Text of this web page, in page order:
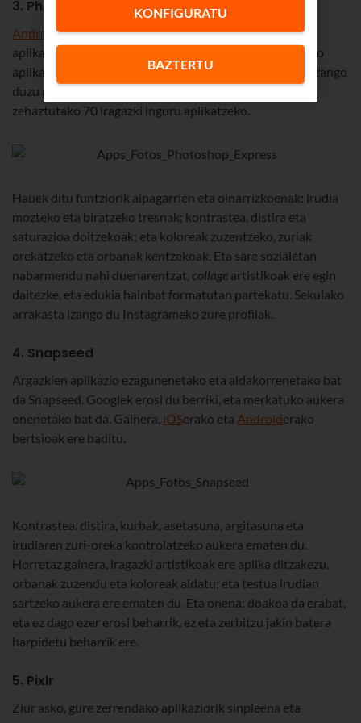
3. Photoshop Express
Androiderako etaiOSerako merkaturatua, Adoberen
aplikazio ofiziala da
, irudiak editatzeko
aplikazio ezagunenaren mugikorreko bertsioa. Aukera izango
duzu argazkietan zuzenketa azkarrak egiteko eta aurrez
zehaztutako 70 iragazki inguru aplikatzeko.
Hauek ditu funtziorik aipagarrien eta oinarrizkoenak: irudia
mozteko eta biratzeko tresnak; kontrastea, distira eta
saturazioa doitzekoak; eta koloreak zuzentzeko, zuriak
orekatzeko eta orbanak kentzekoak. Eta sare sozialetan
nabarmendu nahi duenarentzat, collage artistikoak ere egin
daitezke, eta edukia hainbat formatutan partekatu. Sekulako
arrakasta izango du Instagrameko zure profilak.
4. Snapseed
Argazkien aplikazio ezagunenetako eta aldakorrenetako bat
da Snapseed. Googlek erosi du berriki, eta merkatuko aukera
onenetako bat da. Gainera, iOSerako eta Androiderako
bertsioak ere baditu.
Kontrastea, distira, kurbak, asetasuna, argitasuna eta
irudiaren zuri-oreka kontrolatzeko aukera ematen du.
Horretaz gainera, iragazki artistikoak ere aplika ditzakezu,
orbanak zuzendu eta koloreak aldatu; eta testua irudian
sartzeko aukera ere ematen du. Eta onena: doakoa da erabat,
eta ez dago ezer erosi beharrik, ez eta zerbitzu jakin batera
harpidetu beharrik ere.
5. Pixlr
Ziur asko, gure zerrendako aplikaziorik sinpleena eta
KONFIGURATU
BAZTERTU